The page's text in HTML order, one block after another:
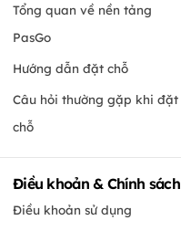
Tổng quan về nền tảng
PasGo
Hướng dẫn đặt chỗ
Câu hỏi thường gặp khi đặt
chỗ
Điều khoản & Chính sách
Điều khoản sử dụng